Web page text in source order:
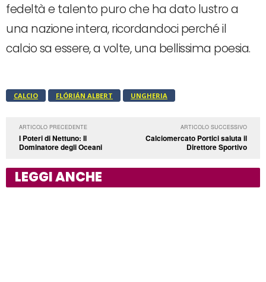
fedeltà e talento puro che ha dato lustro a
una nazione intera, ricordandoci perché il
calcio sa essere, a volte, una bellissima poesia.
CALCIO FLÓRIÁN ALBERT UNGHERIA
ARTICOLO PRECEDENTE
I Poteri di Nettuno: Il
Dominatore degli Oceani
ARTICOLO SUCCESSIVO
Calciomercato Portici saluta il
Direttore Sportivo
LEGGI ANCHE